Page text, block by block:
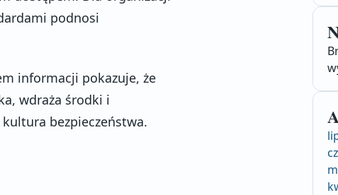
podnosi
informacji pokazuje, że
wdraża środki i
bezpieczeństwa.